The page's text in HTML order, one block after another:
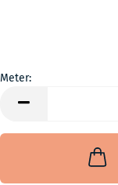
Meter: